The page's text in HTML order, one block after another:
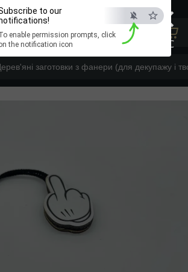
×
ESC
to our
enable permission prompts, click
the notification icon
заготовки з фанери (для декупажу і